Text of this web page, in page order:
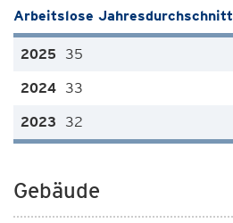
Arbeitslose Jahresdurchschnitt
35
33
32
Gebäude